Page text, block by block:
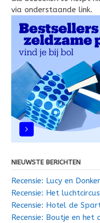
via onderstaande link.
NIEUWSTE BERICHTEN
Recensie: Lucy en Donker
Recensie: Het luchtcircus
Recensie: Hotel de
Recensie: Boutje en